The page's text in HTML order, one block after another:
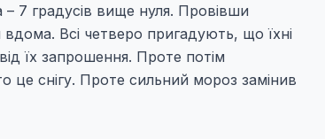
– 7 градусів вище нуля. Провівши
вдома. Всі четверо пригадують, що їхні
їх запрошення. Проте потім
це снігу. Проте сильний мороз замінив